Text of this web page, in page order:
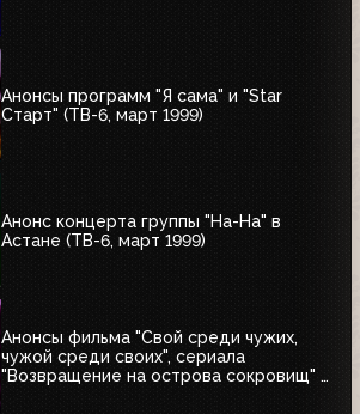
Анонсы программ "Я сама" и "Star
Старт" (ТВ-6, март 1999)
Анонс концерта группы "На-На" в
Астане (ТВ-6, март 1999)
Анонсы фильма "Свой среди чужих,
чужой среди своих", сериала
"Возвращение на острова сокровищ" и